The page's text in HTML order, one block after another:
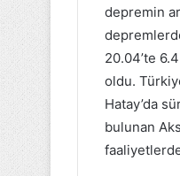
depremin
20.04’te
oldu.
Hatay’da
bulunan